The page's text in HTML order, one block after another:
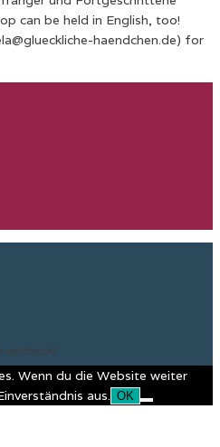
can be held in English, too!
haendchen.de) for
Wenn du die Website weiter
aus. OK